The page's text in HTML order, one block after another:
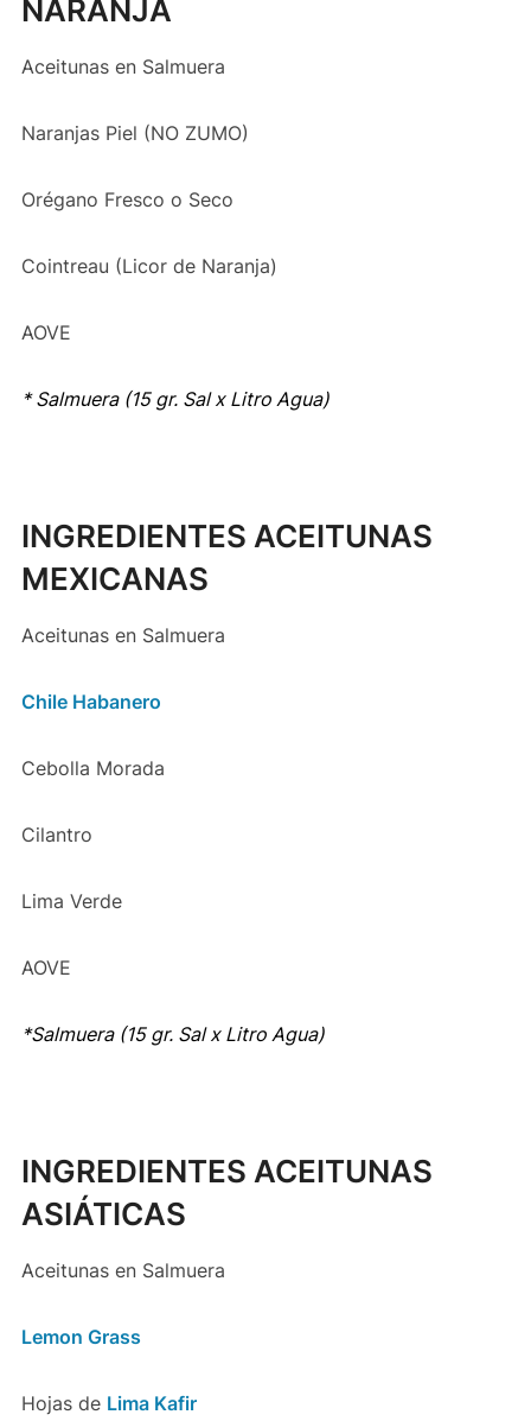
NARANJA
Aceitunas en Salmuera
Naranjas Piel (NO ZUMO)
Orégano Fresco o Seco
Cointreau (Licor de Naranja)
AOVE
* Salmuera (15 gr. Sal x Litro Agua)
INGREDIENTES ACEITUNAS
MEXICANAS
Aceitunas en Salmuera
Chile Habanero
Cebolla Morada
Cilantro
Lima Verde
AOVE
*Salmuera (15 gr. Sal x Litro Agua)
INGREDIENTES ACEITUNAS
ASIÁTICAS
Aceitunas en Salmuera
Lemon Grass
Hojas de Lima Kafir